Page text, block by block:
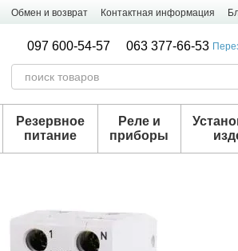
Обмен и возврат Контактная информация
097 600-54-57 063 377-66-53
Резервное
питание
Реле и
приборы